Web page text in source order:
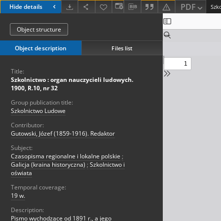
Hide details PDF
Object structure
Object description Files list
Title:
Szkolnictwo : organ nauczycieli ludowych.
1900, R.10, nr 32
Group publication title:
Szkolnictwo Ludowe
Contributor:
Gutowski, Józef (1859-1916). Redaktor
Subject:
Czasopisma regionalne i lokalne polskie ;
Galicja (kraina historyczna) ; Szkolnictwo i
oświata
Temporal coverage:
19 w.
Description:
Pismo wychodzące od 1891 r., a jego